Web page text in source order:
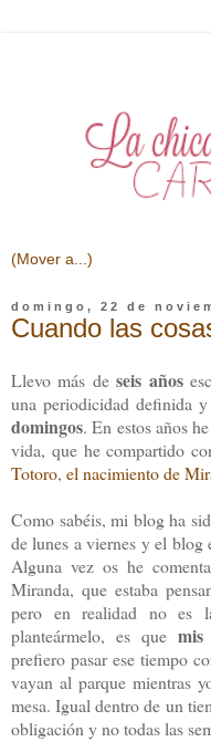
domingo, 22 de
Cuando las
Llevo más de seis años
una periodicidad definida
domingos. En estos años
vida, que he compartido
Totoro, el nacimiento de
Como sabéis, mi blog ha
de lunes a viernes y el blog
Alguna vez os he
Miranda, que estaba
pero en realidad no es
planteármelo, es que
prefiero pasar ese tiempo
vayan al parque mientras
mesa. Igual dentro de un
obligación y no todas las